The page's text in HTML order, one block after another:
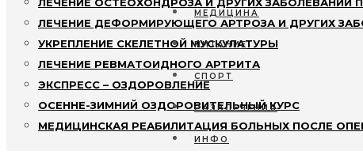
МЕДИЦИНА
ЛЕЧЕНИЕ ДЕФОРМИРУЮЩЕГО АРТРОЗА И ДРУГИХ
УКРЕПЛЕНИЕ СКЕЛЕТНОЙ МУСКУЛАТУРЫ
ЛЕЧЕНИЕ РЕВМАТОИДНОГО АРТРИТА
ЭКСПРЕСС – ОЗДОРОВЛЕНИЕ
ОСЕННЕ-ЗИМНИЙ ОЗДОРОВИТЕЛЬНЫЙ КУРС
МЕДИЦИНСКАЯ РЕАБИЛИТАЦИЯ БОЛЬНЫХ ПОСЛЕ
ПИТАНИЕ
СПОРТ
РАЗВЛЕЧЕНИЯ
ИНФО
При отсутствии интересующего вас
(812) 67-1000-2